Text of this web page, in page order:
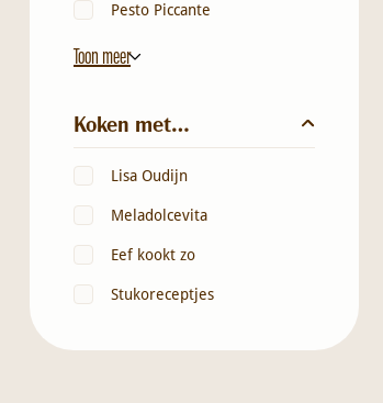
Pesto Piccante
Toon meer
Koken met…
Lisa Oudijn
Meladolcevita
Eef kookt zo
Stukoreceptjes